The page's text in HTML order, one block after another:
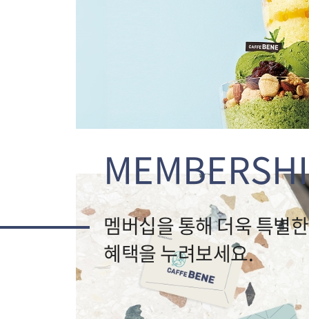
멤버십을 통해 더욱 특별한
혜택을 누려보세요.